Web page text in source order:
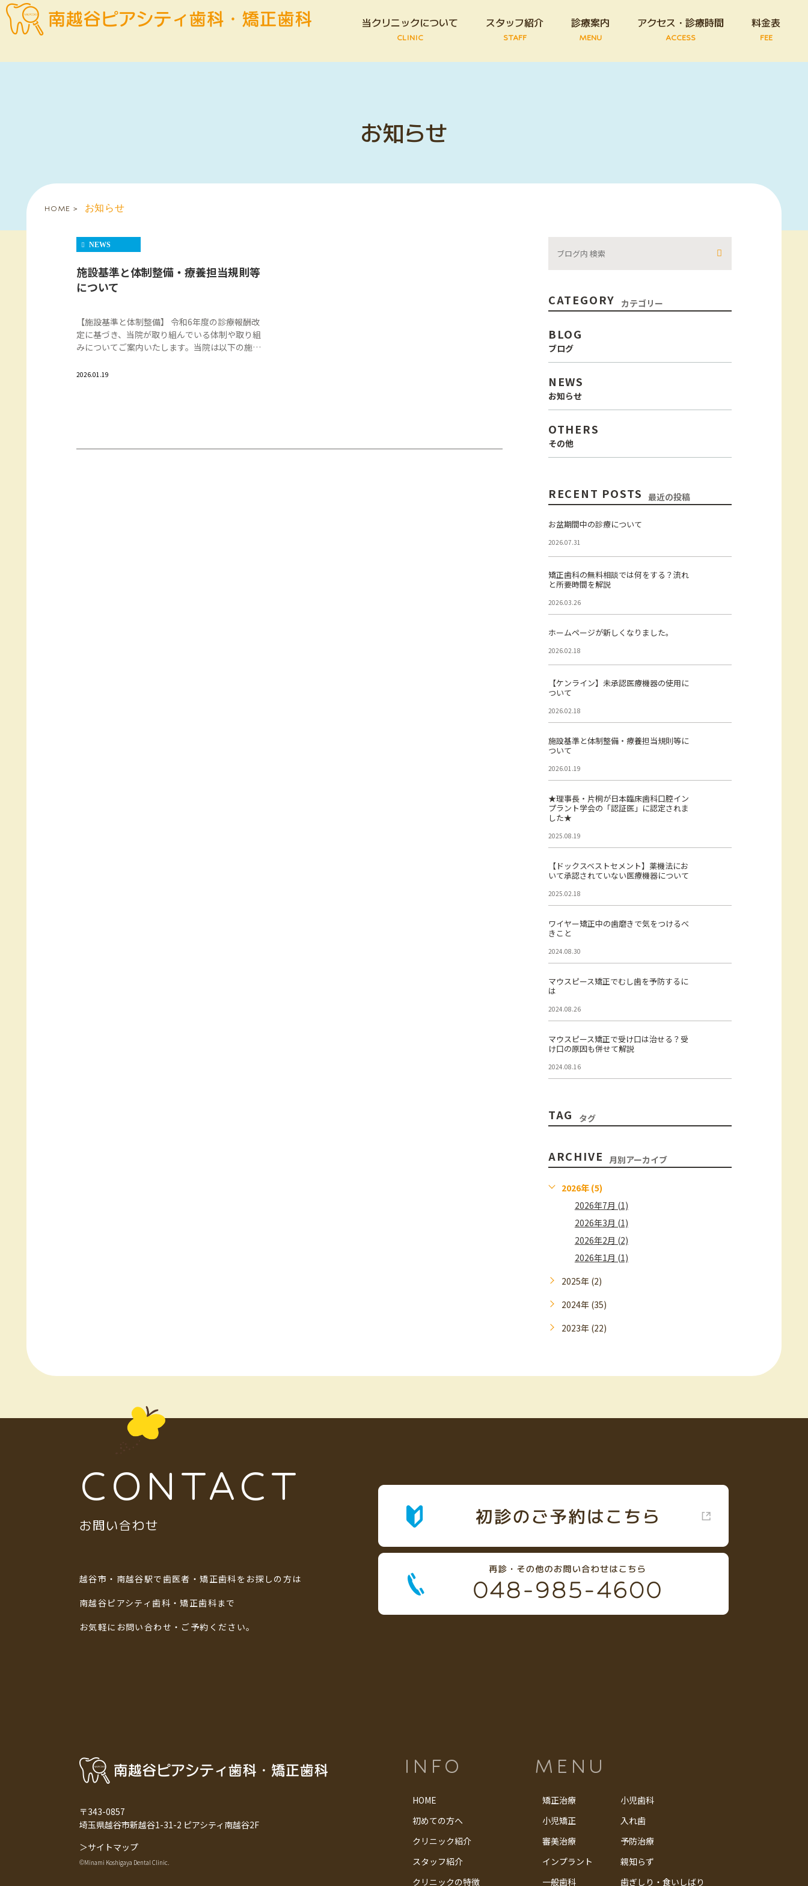
当クリニックについて
CLINIC
スタッフ紹介
STAFF
診療案内
MENU
アクセス・診療時間
ACCESS
料金表
FEE
お知らせ
HOME お知らせ
NEWS
施設基準と体制整備・療養担当規則等
について
【施設基準と体制整備】 令和6年度の診療報酬改
定に基づき、当院が取り組んでいる体制や取り組
みについてご案内いたします。当院は以下の施設
（支）局に届け出を行っています。 ●初診料 […]
2026.01.19
CATEGORY カテゴリー
BLOG
ブログ
NEWS
お知らせ
OTHERS
その他
RECENT POSTS 最近の投稿
お盆期間中の診療について
2026.07.31
矯正歯科の無料相談では何をする？流れ
と所要時間を解説
2026.03.26
ホームページが新しくなりました。
2026.02.18
【ケンライン】未承認医療機器の使用に
ついて
2026.02.18
施設基準と体制整備・療養担当規則等に
ついて
2026.01.19
★理事長・片桐が日本臨床歯科口腔イン
プラント学会の「認証医」に認定されま
した★
2025.08.19
【ドックスベストセメント】薬機法にお
いて承認されていない医療機器について
2025.02.18
ワイヤー矯正中の歯磨きで気をつけるべ
きこと
2024.08.30
マウスピース矯正でむし歯を予防するに
は
2024.08.26
マウスピース矯正で受け口は治せる？受
け口の原因も併せて解説
2024.08.16
TAG タグ
ARCHIVE 月別アーカイブ
2026年 (5)
2026年7月 (1)
2026年3月 (1)
2026年2月 (2)
2026年1月 (1)
2025年 (2)
2024年 (35)
2023年 (22)
CONTACT
お問い合わせ
越谷市・南越谷駅で歯医者・矯正歯科をお探しの方は
南越谷ピアシティ歯科・矯正歯科まで
お気軽にお問い合わせ・ご予約ください。
〒343-0857
埼玉県越谷市新越谷1-31-2 ピアシティ南越谷2F
＞サイトマップ
©Minami Koshigaya Dental Clinic.︎
INFO
HOME
初めての方へ
クリニック紹介
スタッフ紹介
クリニックの特徴
MENU
矯正治療
小児歯科
小児矯正
入れ歯
審美治療
予防治療
インプラント
親知らず
一般歯科
歯ぎしり・食いしばり